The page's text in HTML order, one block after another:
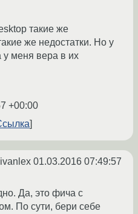
такие же
же недостатки. Но у
у меня вера в их
+00:00
01.03.2016 07:49:57
Да, это фича с
По сути, бери себе